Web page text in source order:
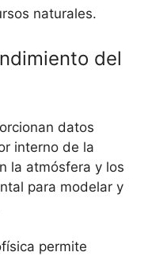
naturales.
del
datos
interno de la
la atmósfera y los
para modelar y
permite